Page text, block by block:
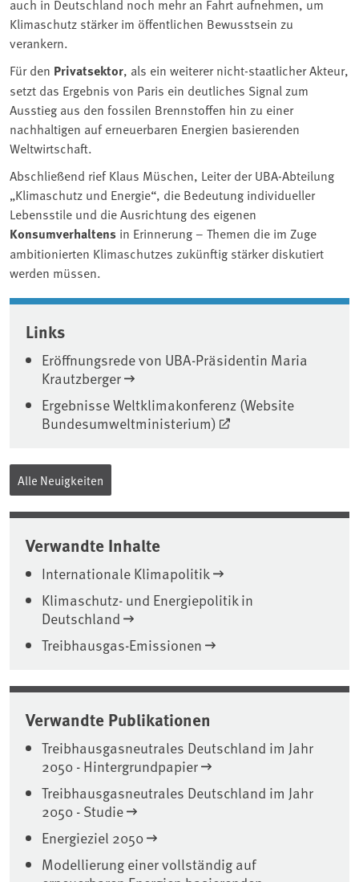
auch in Deutschland noch mehr an Fahrt aufnehmen, um
Klimaschutz stärker im öffentlichen Bewusstsein zu
verankern.
Für den Privatsektor, als ein weiterer nicht-staatlicher Akteur,
setzt das Ergebnis von Paris ein deutliches Signal zum
Ausstieg aus den fossilen Brennstoffen hin zu einer
nachhaltigen auf erneuerbaren Energien basierenden
Weltwirtschaft.
Abschließend rief Klaus Müschen, Leiter der UBA-Abteilung
„Klimaschutz und Energie“, die Bedeutung individueller
Lebensstile und die Ausrichtung des eigenen
Konsumverhaltens in Erinnerung – Themen die im Zuge
ambitionierten Klimaschutzes zukünftig stärker diskutiert
werden müssen.
Associated content
Links
Eröffnungsrede von UBA-Präsidentin Maria
Krautzberger
Ergebnisse Weltklimakonferenz (Website
Bundesumweltministerium)
Alle Neuigkeiten
Verwandte Inhalte
Internationale Klimapolitik
Klimaschutz- und Energiepolitik in
Deutschland
Treibhausgas-Emissionen
Verwandte Publikationen
Treibhausgasneutrales Deutschland im Jahr
2050 - Hintergrundpapier
Treibhausgasneutrales Deutschland im Jahr
2050 - Studie
Energieziel 2050
Modellierung einer vollständig auf